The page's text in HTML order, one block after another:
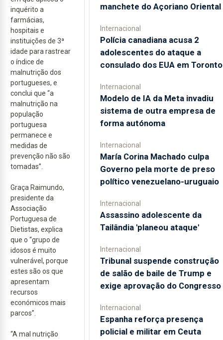
inquérito a
farmácias,
hospitais e
instituições de 3ª
idade para rastrear
o índice de
malnutrição dos
portugueses, e
conclui que “a
malnutrição na
população
portuguesa
permanece e
medidas de
prevenção não são
tomadas”.
Graça Raimundo,
presidente da
Associação
Portuguesa de
Dietistas, explica
que o “grupo de
idosos é muito
vulnerável, porque
estes são os que
apresentam
recursos
económicos mais
parcos”.
“A mal nutrição
manchete do Açoriano Oriental
Internacional
Polícia canadiana acusa 2
adolescentes do ataque a
consulado dos EUA em Toronto
Internacional
Modelo de IA da Meta invadiu
sistema de outra empresa de
forma autónoma
Internacional
María Corina Machado culpa
Governo pela morte de preso
político venezuelano-uruguaio
Internacional
Assassino adolescente da
Tailândia 'planeou ataque'
Internacional
Tribunal suspende construção
de salão de baile de Trump e
exige aprovação do Congresso
Internacional
Espanha reforça presença
policial e militar em Ceuta